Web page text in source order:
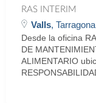
RAS INTERIM
Valls, Tarragona
Desde la oficina
DE
ALIMENTARIO